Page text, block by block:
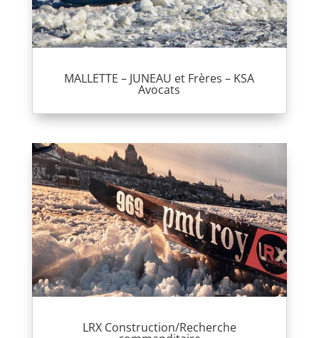
MALLETTE – JUNEAU et Frères – KSA
Avocats
LRX Construction/Recherche